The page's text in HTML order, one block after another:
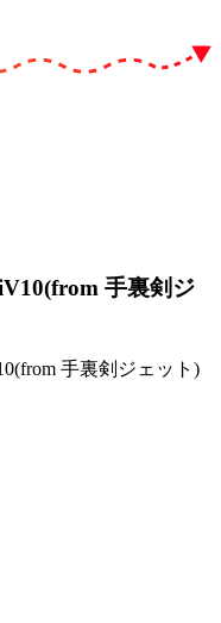
手裏剣ジ
手裏剣ジェット)